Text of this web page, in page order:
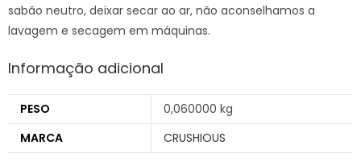
sabão neutro, deixar secar ao ar, não aconselhamos a
lavagem e secagem em máquinas.
Informação adicional
PESO
0,060000 kg
MARCA
CRUSHIOUS